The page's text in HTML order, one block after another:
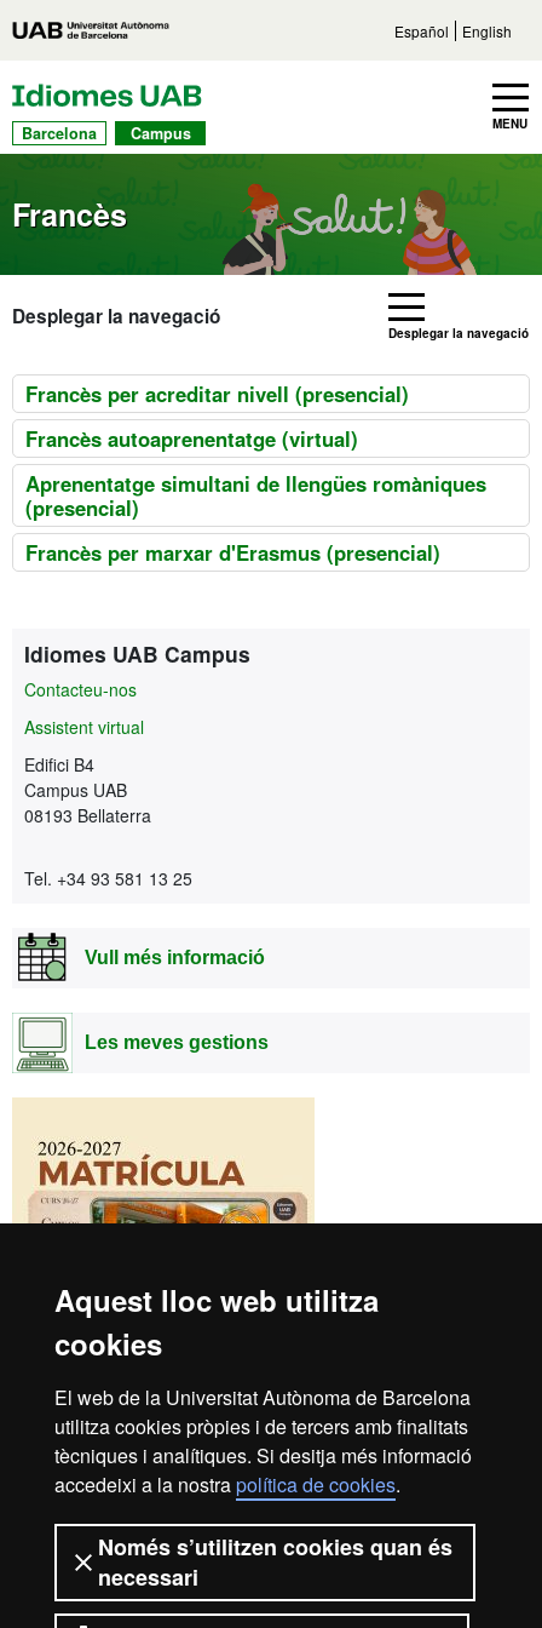
Aquest lloc web utilitza
cookies
El web de la Universitat Autònoma de Barcelona
utilitza cookies pròpies i de tercers amb finalitats
tècniques i analítiques. Si desitja més informació
accedeixi a la nostrapolítica de cookies.
Només s’utilitzen cookies quan és
necessari
Español English
UAB Idiomes
Barcelona Campus
Toggle navbar MENU
Francès
Desplegar la navegació
Desplegar la navegació
Francès per acreditar nivell (presencial)
Francès autoaprenentatge (virtual)
Aprenentatge simultani de llengües romàniques
(presencial)
Francès per marxar d'Erasmus (presencial)
Informació complementària
Contacte
Idiomes UAB Campus
Contacteu-nos
Assistent virtual
Edifici B4
Campus UAB
08193 Bellaterra
Tel. +34 93 581 13 25
Vull més informació
Les meves gestions
Idiomes UAB Campus
+34 93 581 13 25
Les meves gestions
Contacteu-nos
Campus UAB